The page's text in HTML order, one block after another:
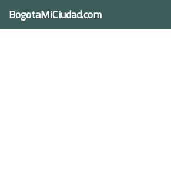
BogotaMiCiudad.com